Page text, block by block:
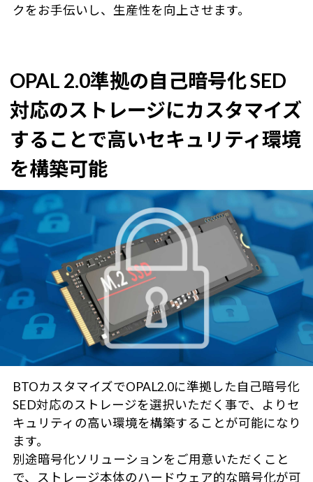
クをお手伝いし、生産性を向上させます。
OPAL 2.0準拠の自己暗号化 SED
対応のストレージにカスタマイズ
することで高いセキュリティ環境
を構築可能
BTOカスタマイズでOPAL2.0に準拠した自己暗号化
SED対応のストレージを選択いただく事で、よりセ
キュリティの高い環境を構築することが可能になり
ます。
別途暗号化ソリューションをご用意いただくこと
で、ストレージ本体のハードウェア的な暗号化が可